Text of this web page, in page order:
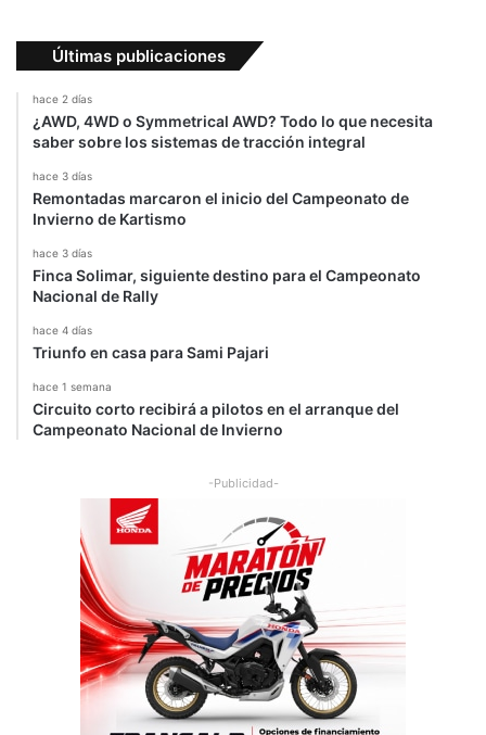
Últimas publicaciones
hace 2 días
¿AWD, 4WD o Symmetrical AWD? Todo lo que necesita
saber sobre los sistemas de tracción integral
hace 3 días
Remontadas marcaron el inicio del Campeonato de
Invierno de Kartismo
hace 3 días
Finca Solimar, siguiente destino para el Campeonato
Nacional de Rally
hace 4 días
Triunfo en casa para Sami Pajari
hace 1 semana
Circuito corto recibirá a pilotos en el arranque del
Campeonato Nacional de Invierno
-Publicidad-